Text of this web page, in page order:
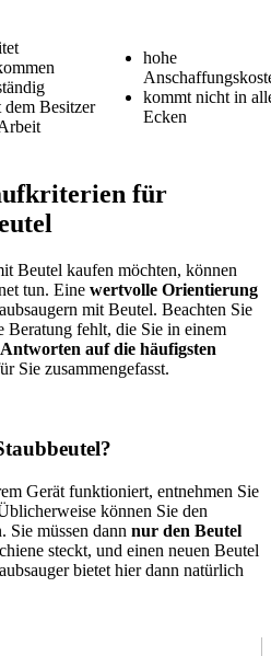
dem Besitzer
hohe
kommt nicht in
Ecken
für
Beutel kaufen möchten, können
tun. Eine wertvolle Orientierung
mit Beutel. Beachten Sie
Beratung fehlt, die Sie in einem
Antworten auf die häufigsten
Sie zusammengefasst.
Gerät funktioniert, entnehmen Sie
können Sie den
Sie müssen dann nur den Beutel
steckt, und einen neuen Beutel
bietet hier dann natürlich